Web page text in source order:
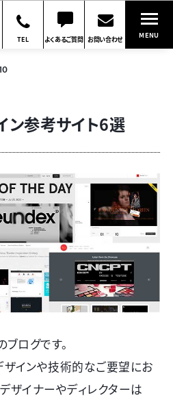
TEL よくあるご質問 お問い合わせ MENU
参考サイト6選
ログです。
インや技術的なご要望にお
ザイナーやディレクターは